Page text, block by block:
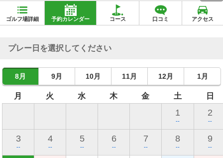
ゴルフ場詳細 予約カレンダー コース 口コミ アクセス
プレー日を選択してください
8月 9月 10月 11月 12月 1月
月 火 水 木 金 土 日
1
--
2
--
3
--
4
--
5
--
6
--
7
--
8
--
9
--